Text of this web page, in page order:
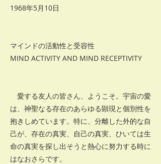
1968年5月10日
マインドの活動性と受容性
MIND ACTIVITY AND MIND RECEPTIVITY
愛する友人の皆さん、ようこそ。宇宙の愛
は、神聖なる存在のあらゆる顕現と個別性を
抱きしめています。特に、分離した外的な自
己が、存在の真実、自己の真実、ひいては生
命の真実を探し出そうと熱心に努力する時に
はなおさらです。